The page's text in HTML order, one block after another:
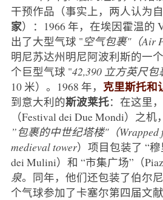
干预作品（事实上，两人认为
家）：1966 年，在埃因霍温的
出了大型气球 "空气包裹"（Air
明尼苏达州明尼阿波利斯的一
个巨型气球 "42,390 立方英尺包
10 米）。1968 年， 克里斯托和
到意大利的斯波莱托：在这里
（Festival dei Due Mondi）之机
”包裹的中世纪塔楼"（Wrapped
medieval tower）项目包装了 “
dei Mulini）和 “市集广场”（
泉。同年，他们还包装了伯尔
个气球参加了卡塞尔第四届文献